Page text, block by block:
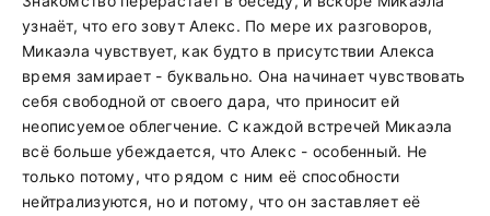
узнаёт, что его зовут Алекс. По мере их разговоров,
Микаэла чувствует, как будто в присутствии Алекса
время замирает - буквально. Она начинает чувствовать
себя свободной от своего дара, что приносит ей
неописуемое облегчение. С каждой встречей Микаэла
всё больше убеждается, что Алекс - особенный. Не
только потому, что рядом с ним её способности
нейтрализуются, но и потому, что он заставляет её